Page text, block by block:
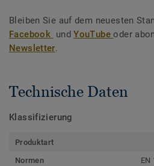
Bleiben Sie auf dem neuesten
Facebook undYouTubeoder
Newsletter.
Technische Daten
Klassifizierung
Produktart
Normen
EN